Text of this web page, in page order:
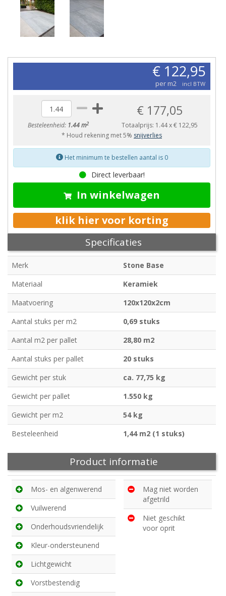
€ 122,95
per m2 incl BTW
Besteleenheid: 1.44 m2
€ 177,05
Totaalprijs: 1.44x€ 122,95
* Houd rekening met 5% snijverlies
Het minimum te bestellen aantal is 0
Direct leverbaar!
In winkelwagen
klik hier voor korting
Specificaties
Merk
Stone Base
Materiaal
Keramiek
Maatvoering
120x120x2cm
Aantal stuks per m2
0,69 stuks
Aantal m2 per pallet
28,80 m2
Aantal stuks per pallet
20 stuks
Gewicht per stuk
ca. 77,75 kg
Gewicht per pallet
1.550 kg
Gewicht per m2
54 kg
Besteleenheid
1,44 m2 (1 stuks)
Product informatie
Mos- en algenwerend
Vuilwerend
Onderhoudsvriendelijk
Kleur-ondersteunend
Lichtgewicht
Vorstbestendig
Mag niet worden
afgetrild
Niet geschikt
voor oprit